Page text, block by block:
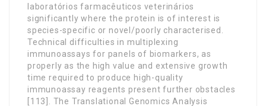
laboratórios farmacêuticos veterinários
significantly where the protein is of interest is
species-specific or novel/poorly characterised.
Technical difficulties in multiplexing
immunoassays for panels of biomarkers, as
properly as the high value and extensive growth
time required to produce high-quality
immunoassay reagents present further obstacles
[113]. The Translational Genomics Analysis